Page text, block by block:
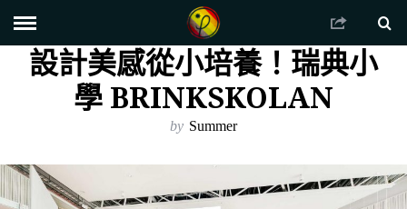
設計美感從小培養！瑞典小
學 BRINKSKOLAN
by Summer